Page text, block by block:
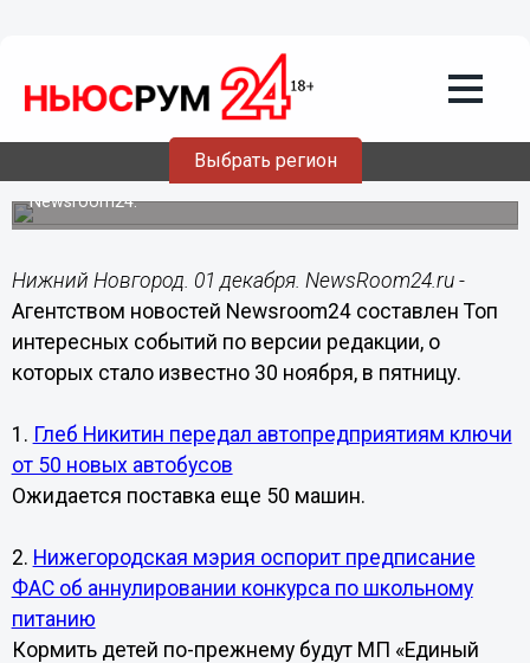
Выбрать регион
01.12.201809:00
Названы самые интересные события в
Нижегородской области за 30 ноября
Рейтинг подготовлен по версии агентства новостей
Newsroom24.
Нижний Новгород. 01 декабря. NewsRoom24.ru -
Агентством новостей Newsroom24 составлен Топ
интересных событий по версии редакции, о
которых стало известно 30 ноября, в пятницу.
1. Глеб Никитин передал автопредприятиям ключи
от 50 новых автобусов
Ожидается поставка еще 50 машин.
2. Нижегородская мэрия оспорит предписание
ФАС об аннулировании конкурса по школьному
питанию
Кормить детей по-прежнему будут МП «Единый